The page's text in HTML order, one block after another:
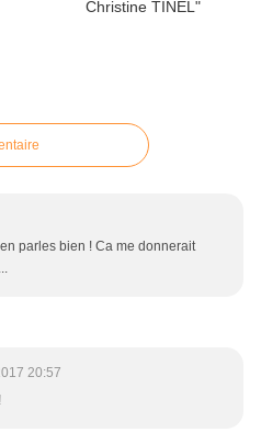
parles bien ! Ca me donnerait
20:57